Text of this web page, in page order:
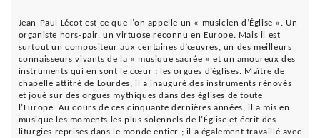
Jean-Paul Lécot est ce que l’on appelle un « musicien d’Église ». Un
organiste hors-pair, un virtuose reconnu en Europe. Mais il est
surtout un compositeur aux centaines d’œuvres, un des meilleurs
connaisseurs vivants de la « musique sacrée » et un amoureux des
instruments qui en sont le cœur : les orgues d’églises. Maître de
chapelle attitré de Lourdes, il a inauguré des instruments rénovés
et joué sur des orgues mythiques dans des églises de toute
l’Europe. Au cours de ces cinquante dernières années, il a mis en
musique les moments les plus solennels de l’Église et écrit des
liturgies reprises dans le monde entier ; il a également travaillé avec